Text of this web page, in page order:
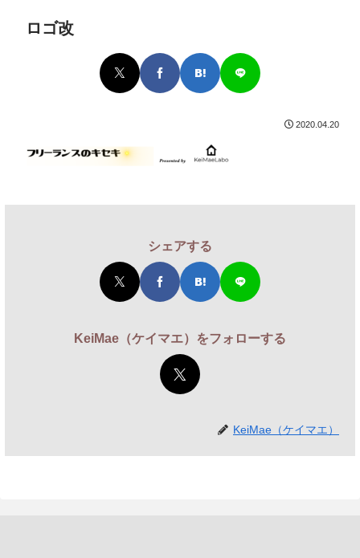
ロゴ改
2020.04.20
シェアする
KeiMae（ケイマエ）をフォローする
KeiMae（ケイマエ）